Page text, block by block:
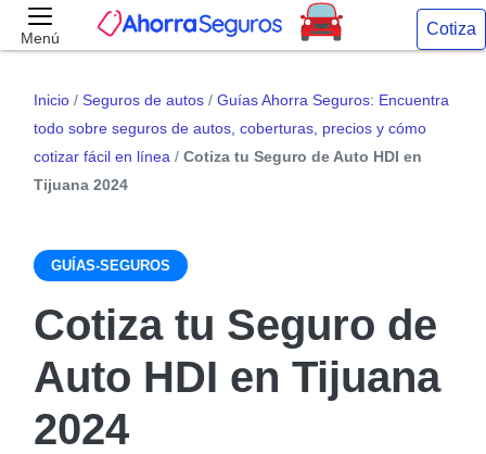
Menú Cotiza
Inicio / Seguros de autos / Guías Ahorra Seguros: Encuentra
todo sobre seguros de autos, coberturas, precios y cómo
cotizar fácil en línea / Cotiza tu Seguro de Auto HDI en
Tijuana 2024
GUÍAS-SEGUROS
Cotiza tu Seguro de
Auto HDI en Tijuana
2024